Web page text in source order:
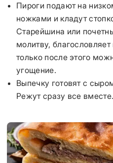
Пироги подают на
ножками и кладут
Старейшина или
молитву,
только после этого
угощение.
Выпечку готовят с
Режут сразу все вместе.